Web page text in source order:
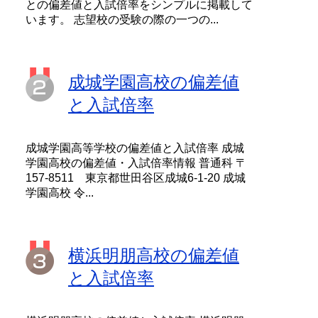
との偏差値と入試倍率をシンプルに掲載して
います。 志望校の受験の際の一つの...
成城学園高校の偏差値
と入試倍率
成城学園高等学校の偏差値と入試倍率 成城
学園高校の偏差値・入試倍率情報 普通科 〒
157-8511 東京都世田谷区成城6-1-20 成城
学園高校 令...
横浜明朋高校の偏差値
と入試倍率